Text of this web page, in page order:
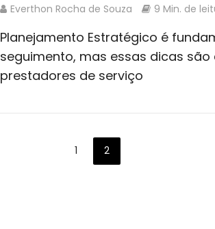
Everthon Rocha de Souza 9 Min. de
Planejamento Estratégico é
seguimento, mas essas dicas
prestadores de serviço
1 2